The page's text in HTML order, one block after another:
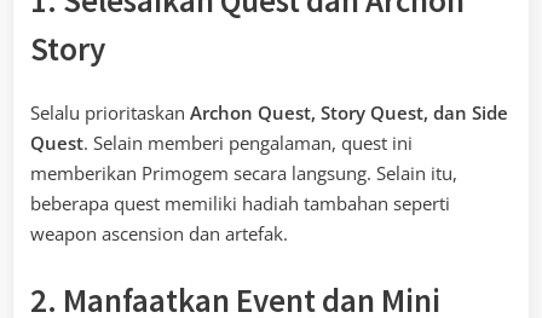
Story
Selalu prioritaskan Archon Quest, Story Quest, dan Side
Quest. Selain memberi pengalaman, quest ini
memberikan Primogem secara langsung. Selain itu,
beberapa quest memiliki hadiah tambahan seperti
weapon ascension dan artefak.
2. Manfaatkan Event dan Mini